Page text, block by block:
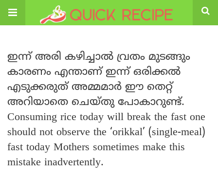
ഇന്ന് അരി കഴിച്ചാൽ വ്രതം മുടങ്ങും
കാരണം എന്താണ് ഇന്ന് ഒരിക്കൽ
എടുക്കരുത് അമ്മമാർ ഈ തെറ്റ്
അറിയാതെ ചെയ്തു പോകാറുണ്ട്.
Consuming rice today will break the fast one
should not observe the ‘orikkal’ (single-meal)
fast today Mothers sometimes make this
mistake inadvertently.